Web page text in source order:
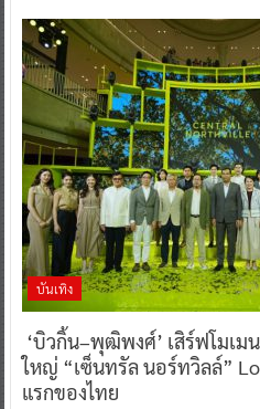
บันเทิง
‘บิวกิ้น–พุฒิพงศ์’ เสิร์ฟโมเม
ใหญ่ “เซ็นทรัล นอร์ทวิลล์”
แรกของไทย